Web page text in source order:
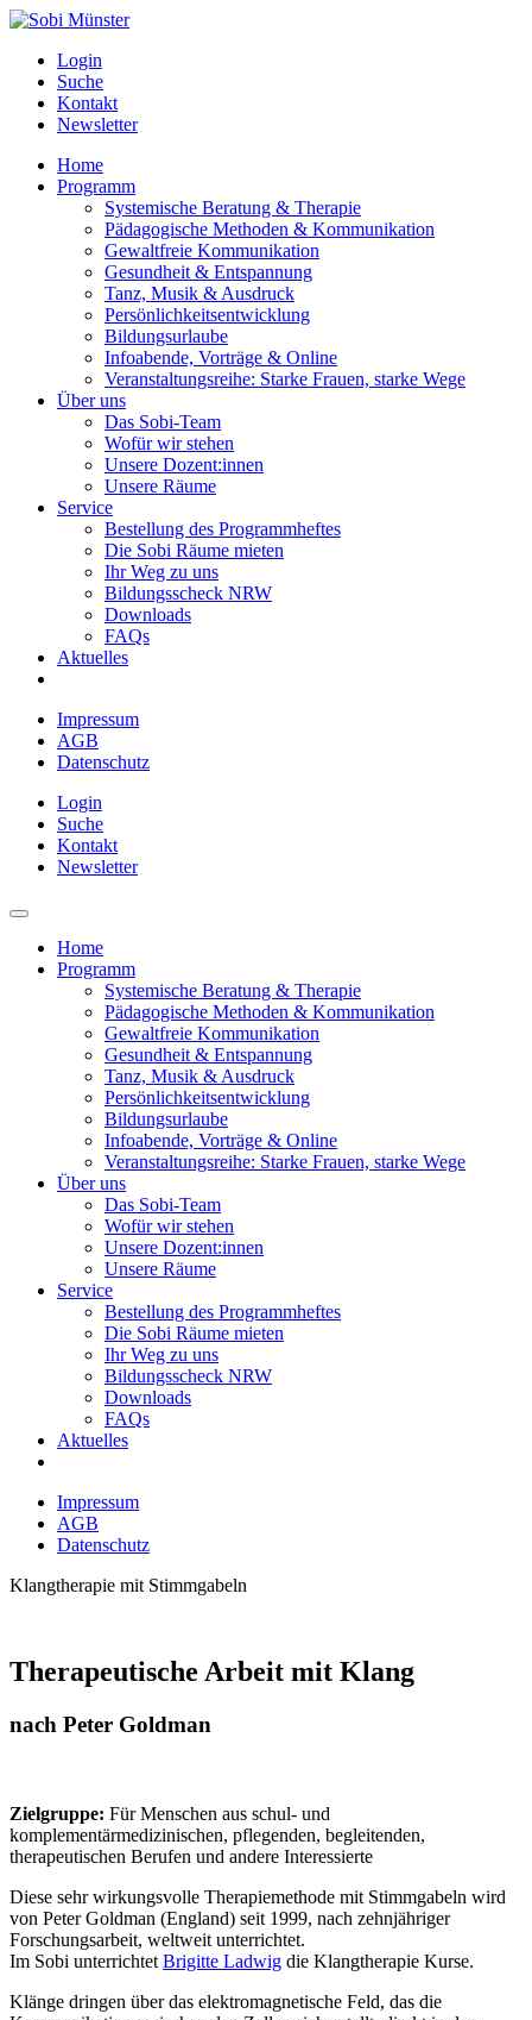
Login
Suche
Kontakt
Newsletter
Home
Programm
Systemische Beratung & Therapie
Pädagogische Methoden & Kommunikation
Gewaltfreie Kommunikation
Gesundheit & Entspannung
Tanz, Musik & Ausdruck
Persönlichkeitsentwicklung
Bildungsurlaube
Infoabende, Vorträge & Online
Veranstaltungsreihe: Starke Frauen, starke Wege
Über uns
Das Sobi-Team
Wofür wir stehen
Unsere Dozent:innen
Unsere Räume
Service
Bestellung des Programmheftes
Die Sobi Räume mieten
Ihr Weg zu uns
Bildungsscheck NRW
Downloads
FAQs
Aktuelles
Impressum
AGB
Datenschutz
Login
Suche
Kontakt
Newsletter
Home
Programm
Systemische Beratung & Therapie
Pädagogische Methoden & Kommunikation
Gewaltfreie Kommunikation
Gesundheit & Entspannung
Tanz, Musik & Ausdruck
Persönlichkeitsentwicklung
Bildungsurlaube
Infoabende, Vorträge & Online
Veranstaltungsreihe: Starke Frauen, starke Wege
Über uns
Das Sobi-Team
Wofür wir stehen
Unsere Dozent:innen
Unsere Räume
Service
Bestellung des Programmheftes
Die Sobi Räume mieten
Ihr Weg zu uns
Bildungsscheck NRW
Downloads
FAQs
Aktuelles
Impressum
AGB
Datenschutz
Klangtherapie mit Stimmgabeln
Therapeutische Arbeit mit Klang
nach Peter Goldman
Zielgruppe: Für Menschen aus schul- und
komplementärmedizinischen, pflegenden, begleitenden,
therapeutischen Berufen und andere Interessierte
Diese sehr wirkungsvolle Therapiemethode mit Stimmgabeln wird
von Peter Goldman (England) seit 1999, nach zehnjähriger
Forschungsarbeit, weltweit unterrichtet.
Im Sobi unterrichtet Brigitte Ladwig die Klangtherapie Kurse.
Klänge dringen über das elektromagnetische Feld, das die